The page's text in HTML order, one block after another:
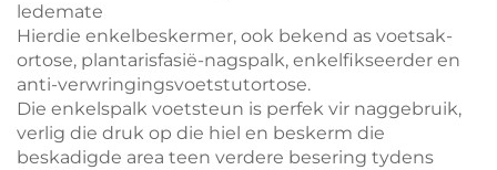
ledemate
Hierdie enkelbeskermer, ook bekend as voetsak-
ortose, plantarisfasië-nagspalk, enkelfikseerder en
anti-verwringingsvoetstutortose.
Die enkelspalk voetsteun is perfek vir naggebruik,
verlig die druk op die hiel en beskerm die
beskadigde area teen verdere besering tydens